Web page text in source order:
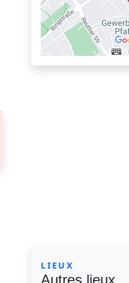
LIEUX
Autres lieux